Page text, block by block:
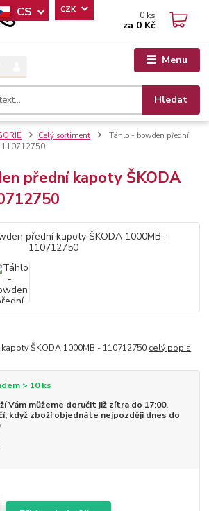
Menu
CS CZK
Hledat
0 ks
za 0 Kč
Celý sortiment
Táhlo - bowden přední
110712750
přední kapoty ŠKODA
ŠKODA 1000MB - 110712750 celý popis
> 10 ks
Vám můžeme doručit již zítra do 17:00.
když zboží objednáte nejpozději dnes do